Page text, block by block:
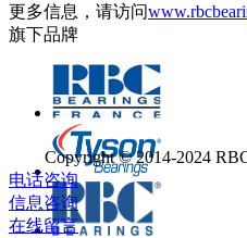
更多信息，请访问
旗下品牌
Copyright © 2014-2024
电话咨询
信息咨询
在线留言